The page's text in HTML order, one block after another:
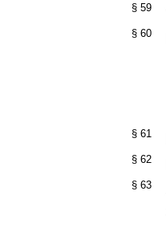
§ 59
§ 60
§ 61
§ 62
§ 63